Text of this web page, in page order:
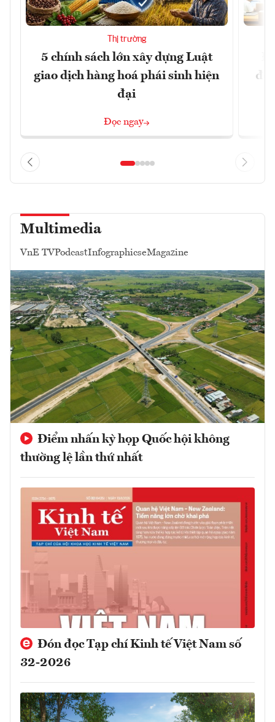
Thị trường
5 chính sách lớn xây dựng Luật
giao dịch hàng hoá phái sinh hiện
đại
Đọc ngay
Multimedia
VnE TVPodcastInfographicseMagazine
Điểm nhấn kỳ họp Quốc hội không
thường lệ lần thứ nhất
Đón đọc Tạp chí Kinh tế Việt Nam số
32-2026